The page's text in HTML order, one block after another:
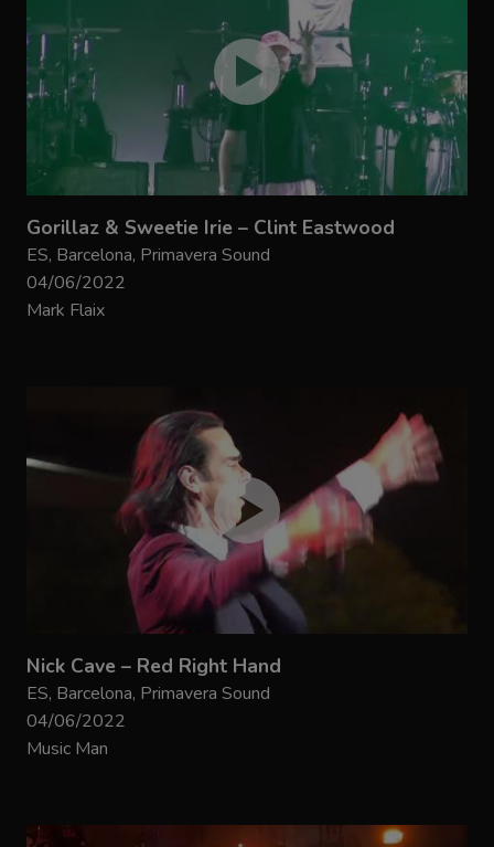
Gorillaz & Sweetie Irie – Clint Eastwood
ES, Barcelona, Primavera Sound
04/06/2022
Mark Flaix
Nick Cave – Red Right Hand
ES, Barcelona, Primavera Sound
04/06/2022
Music Man